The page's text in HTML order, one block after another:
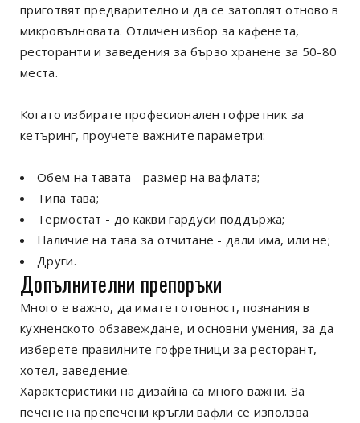
приготвят предварително и да се затоплят отново в
микровълновата. Отличен избор за кафенета,
ресторанти и заведения за бързо хранене за 50-80
места.
Когато избирате професионален гофретник за
кетъринг, проучете важните параметри:
Обем на тавата - размер на вафлата;
Типа тава;
Термостат - до какви гардуси поддържа;
Наличие на тава за отчитане - дали има, или не;
Други.
Допълнителни препоръки
Много е важно, да имате готовност, познания в
кухненското обзавеждане, и основни умения, за да
изберете правилните гофретници за ресторант,
хотел, заведение.
Характеристики на дизайна са много важни. За
печене на препечени кръгли вафли се използва